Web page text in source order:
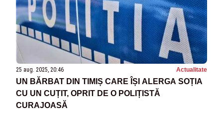
25 aug. 2025, 20:46 Actualitate
UN BĂRBAT DIN TIMIȘ CARE ÎȘI ALERGA SOȚIA
CU UN CUȚIT, OPRIT DE O POLIȚISTĂ
CURAJOASĂ